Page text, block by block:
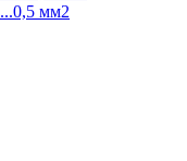
мм2